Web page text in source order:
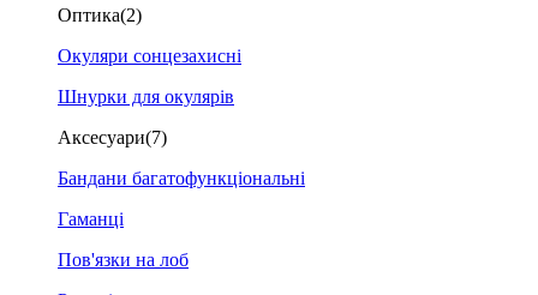
Оптика(2)
Окуляри сонцезахисні
Шнурки для окулярів
Аксесуари(7)
Бандани багатофункціональні
Гаманці
Пов'язки на лоб